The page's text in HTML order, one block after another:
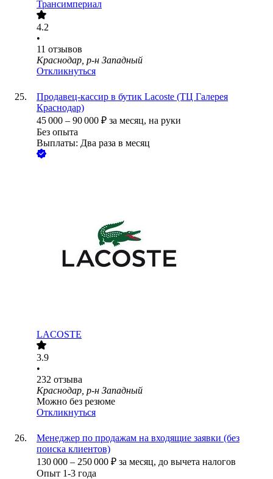
Трансимпериал
4.2
•
11 отзывов
Краснодар, р-н Западный
Откликнуться
Продавец-кассир в бутик Lacoste (ТЦ Галерея
Краснодар)
45 000 – 90 000 ₽ за месяц, на руки
Без опыта
Выплаты: Два раза в месяц
LACOSTE
3.9
•
232 отзыва
Краснодар, р-н Западный
Можно без резюме
Откликнуться
Менеджер по продажам на входящие заявки (без
поиска клиентов)
130 000 – 250 000 ₽ за месяц, до вычета налогов
Опыт 1-3 года